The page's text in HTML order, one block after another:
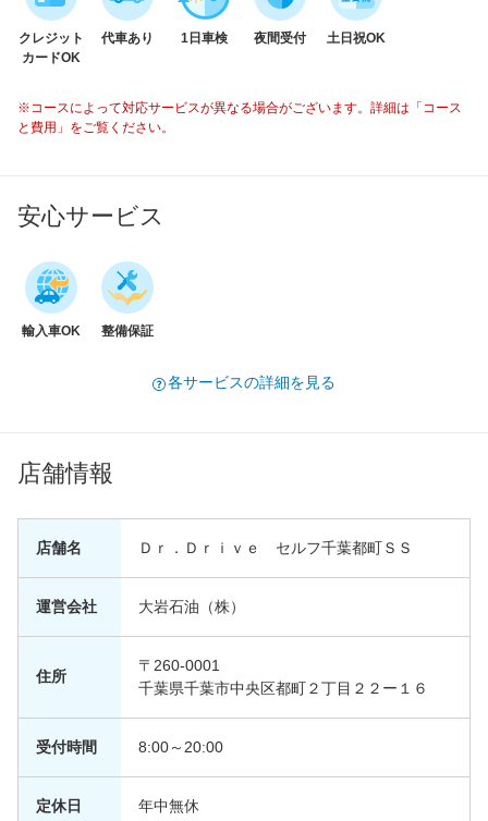
クレジット
カードOK
代車あり 1日車検 夜間受付 土日祝OK
※コースによって対応サービスが異なる場合がございます。詳細は「コース
と費用」をご覧ください。
安心サービス
輸入車OK 整備保証
各サービスの詳細を見る
店舗情報
店舗名 Ｄｒ．Ｄｒｉｖｅ セルフ千葉都町ＳＳ
運営会社 大岩石油（株）
住所
〒260-0001
千葉県千葉市中央区都町２丁目２２ー１６
受付時間 8:00～20:00
定休日 年中無休